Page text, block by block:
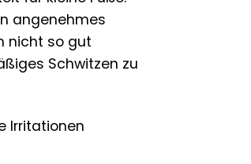
angenehmes
nicht so gut
Schwitzen zu
Irritationen